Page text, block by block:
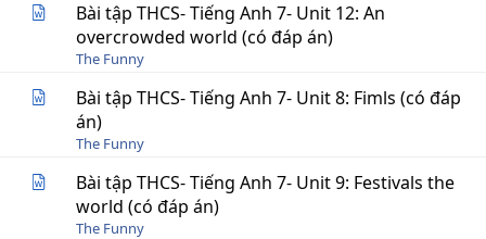
Bài tập THCS- Tiếng Anh 7- Unit 12: An
overcrowded world (có đáp án)
The Funny
Bài tập THCS- Tiếng Anh 7- Unit 8: Fimls (có đáp
án)
The Funny
Bài tập THCS- Tiếng Anh 7- Unit 9: Festivals the
world (có đáp án)
The Funny